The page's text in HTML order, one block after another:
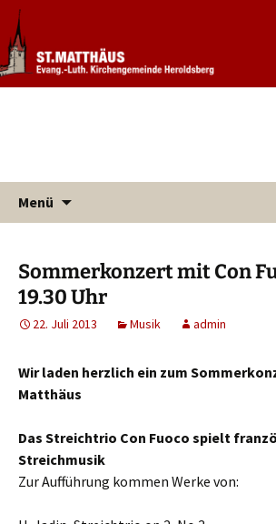
Evang.
Matthäus
Informationen rund um unsere
Kirchengemeinde
Menü
Sommerkonzert mit Con
19.30 Uhr
22. Juli 2013 Musik admin
Wir laden herzlich ein zum
Matthäus
Das Streichtrio Con Fuoco spielt
Streichmusik
Zur Aufführung kommen Werke von: